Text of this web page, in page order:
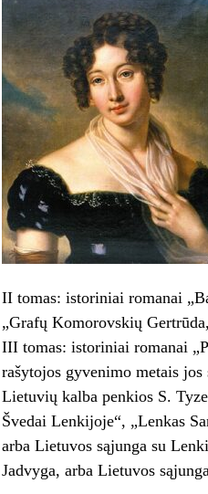
II tomas: istoriniai romanai
„Grafų Komorovskių
III tomas: istoriniai romanai
rašytojos gyvenimo metais
Lietuvių kalba penkios S.
Švedai Lenkijoje“, „Lenkas
arba Lietuvos sąjunga su
Jadvyga, arba Lietuvos